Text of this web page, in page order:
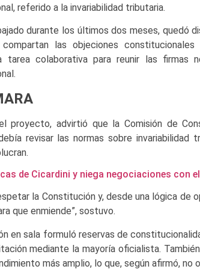
referido a la invariabilidad tributaria.
durante los últimos dos meses, quedó
las objeciones constitucionales
tarea colaborativa para reunir las firmas
proyecto, advirtió que la Comisión de
revisar las normas sobre invariabilidad
de Cicardini y niega negociaciones con
la Constitución y, desde una lógica de
que enmiende”, sostuvo.
en sala formuló reservas de
mediante la mayoría oficialista.
más amplio, lo que, según afirmó, no